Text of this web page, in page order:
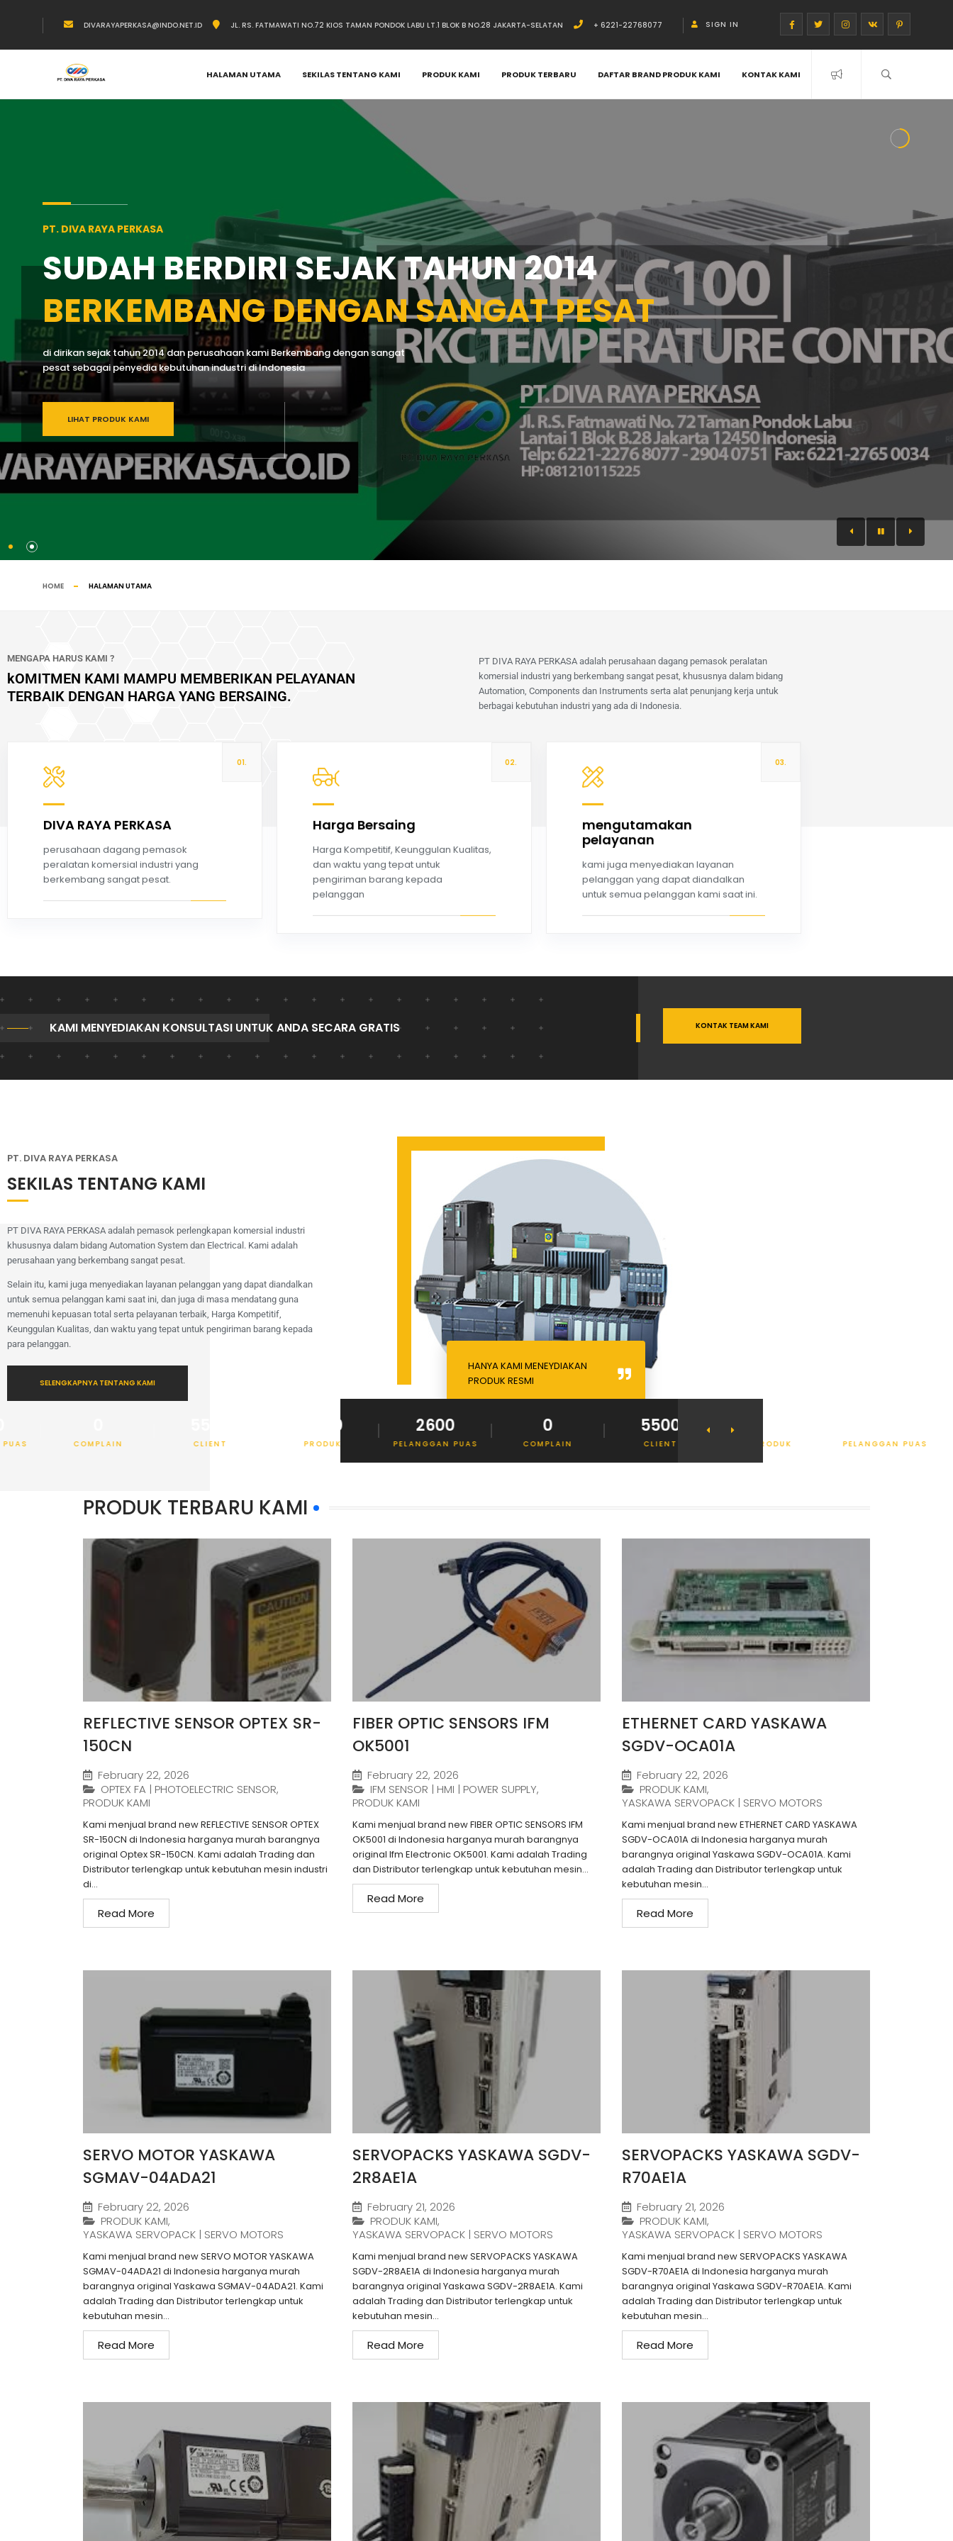
DIVARAYAPERKASA@INDO.NET.ID JL. RS. FATMAWATI NO.72 KIOS TAMAN PONDOK LABU LT.1 BLOK B NO.28 JAKARTA-SELATAN + 6221-22768077 SIGN IN
HALAMAN UTAMA SEKILAS TENTANG KAMI PRODUK KAMI PRODUK TERBARU DAFTAR BRAND PRODUK KAMI KONTAK KAMI
PT. DIVA RAYA PERKASA
SUDAH BERDIRI SEJAK TAHUN 2014
BERKEMBANG DENGAN SANGAT PESAT
di dirikan sejak tahun 2014 dan perusahaan kami Berkembang dengan sangat
pesat sebagai penyedia kebutuhan industri di Indonesia
LIHAT PRODUK KAMI
HOME HALAMAN UTAMA
MENGAPA HARUS KAMI ?
kOMITMEN KAMI MAMPU MEMBERIKAN PELAYANAN
TERBAIK DENGAN HARGA YANG BERSAING.
PT DIVA RAYA PERKASA adalah perusahaan dagang pemasok peralatan
komersial industri yang berkembang sangat pesat, khususnya dalam bidang
Automation, Components dan Instruments serta alat penunjang kerja untuk
berbagai kebutuhan industri yang ada di Indonesia.
DIVA RAYA PERKASA
perusahaan dagang pemasok
peralatan komersial industri yang
berkembang sangat pesat.
01.
Read more Harga Bersaing
Harga Kompetitif, Keunggulan Kualitas,
dan waktu yang tepat untuk
pengiriman barang kepada
pelanggan
02.
mengutamakan
pelayanan
kami juga menyediakan layanan
pelanggan yang dapat diandalkan
untuk semua pelanggan kami saat ini.
03.
Read more
KAMI MENYEDIAKAN KONSULTASI UNTUK ANDA SECARA GRATIS KONTAK TEAM KAMI
PT. DIVA RAYA PERKASA
SEKILAS TENTANG KAMI
PT DIVA RAYA PERKASA adalah pemasok perlengkapan komersial industri
khususnya dalam bidang Automation System dan Electrical. Kami adalah
perusahaan yang berkembang sangat pesat.
Selain itu, kami juga menyediakan layanan pelanggan yang dapat diandalkan
untuk semua pelanggan kami saat ini, dan juga di masa mendatang guna
memenuhi kepuasan total serta pelayanan terbaik, Harga Kompetitif,
Keunggulan Kualitas, dan waktu yang tepat untuk pengiriman barang kepada
para pelanggan.
SELENGKAPNYA TENTANG KAMI
HANYA KAMI MENEYDIAKAN
PRODUK RESMI
COMPLAIN
2600
PELANGGAN PUAS COMPLAIN
5500 4800
PELANGGAN PUAS
PRODUK TERBARU KAMI
REFLECTIVE SENSOR OPTEX SR-
150CN
February 22, 2026
OPTEX FA | PHOTOELECTRIC SENSOR,
PRODUK KAMI
Kami menjual brand new REFLECTIVE SENSOR OPTEX
SR-150CN di Indonesia harganya murah barangnya
original Optex SR-150CN. Kami adalah Trading dan
Distributor terlengkap untuk kebutuhan mesin industri
di...
Read More
FIBER OPTIC SENSORS IFM
OK5001
February 22, 2026
IFM SENSOR | HMI | POWER SUPPLY,
PRODUK KAMI
Kami menjual brand new FIBER OPTIC SENSORS IFM
OK5001 di Indonesia harganya murah barangnya
original Ifm Electronic OK5001. Kami adalah Trading
dan Distributor terlengkap untuk kebutuhan mesin...
Read More
ETHERNET CARD YASKAWA
SGDV-OCA01A
February 22, 2026
PRODUK KAMI,
YASKAWA SERVOPACK | SERVO MOTORS
Kami menjual brand new ETHERNET CARD YASKAWA
SGDV-OCA01A di Indonesia harganya murah
barangnya original Yaskawa SGDV-OCA01A. Kami
adalah Trading dan Distributor terlengkap untuk
kebutuhan mesin...
Read More
SERVO MOTOR YASKAWA
SGMAV-04ADA21
February 22, 2026
PRODUK KAMI,
YASKAWA SERVOPACK | SERVO MOTORS
Kami menjual brand new SERVO MOTOR YASKAWA
SGMAV-04ADA21 di Indonesia harganya murah
barangnya original Yaskawa SGMAV-04ADA21. Kami
adalah Trading dan Distributor terlengkap untuk
kebutuhan mesin...
Read More
SERVOPACKS YASKAWA SGDV-
2R8AE1A
February 21, 2026
PRODUK KAMI,
YASKAWA SERVOPACK | SERVO MOTORS
Kami menjual brand new SERVOPACKS YASKAWA
SGDV-2R8AE1A di Indonesia harganya murah
barangnya original Yaskawa SGDV-2R8AE1A. Kami
adalah Trading dan Distributor terlengkap untuk
kebutuhan mesin...
Read More
SERVOPACKS YASKAWA SGDV-
R70AE1A
February 21, 2026
PRODUK KAMI,
YASKAWA SERVOPACK | SERVO MOTORS
Kami menjual brand new SERVOPACKS YASKAWA
SGDV-R70AE1A di Indonesia harganya murah
barangnya original Yaskawa SGDV-R70AE1A. Kami
adalah Trading dan Distributor terlengkap untuk
kebutuhan mesin...
Read More